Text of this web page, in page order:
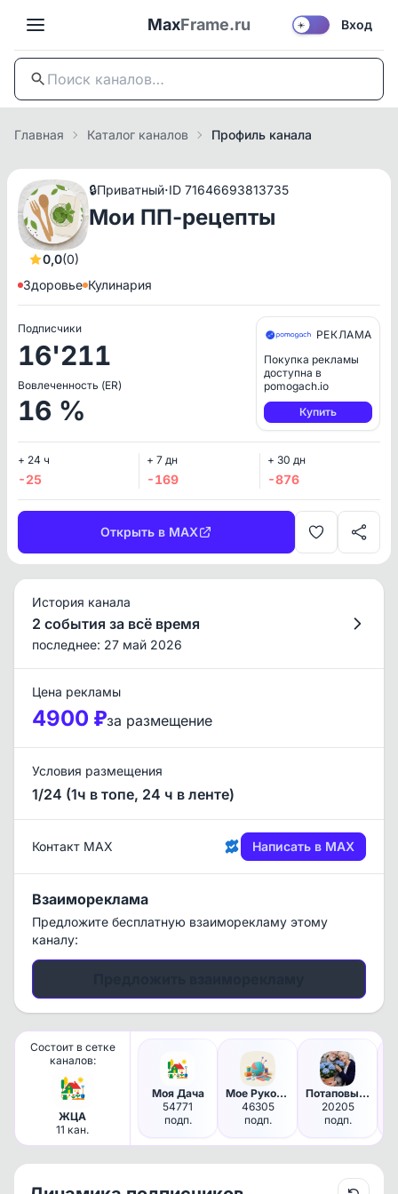
MaxFrame.ru ☀️ Вход
Главная Каталог каналов Профиль канала
0,0(0)
🔒Приватный·ID 71646693813735
Мои ПП-рецепты
Здоровье Кулинария
Подписчики
16'211
Вовлеченность (ER)
16 %
РЕКЛАМА
Покупка рекламы
доступна в
pomogach.io
Купить
+ 24 ч
-25
+ 7 дн
-169
+ 30 дн
-876
Открыть в MAX
История канала
2 события за всё время
последнее: 27 май 2026
Цена рекламы
4900 ₽за размещение
Условия размещения
1/24 (1ч в топе, 24 ч в ленте)
Контакт MAX Написать в MAX
Взаимореклама
Предложите бесплатную взаиморекламу этому
каналу:
Состоит в сетке
каналов:
ЖЦА
11 кан.
Моя Дача
54771
подп.
Мое Рукоделие
46305
подп.
Потаповы про Дачу!
20205
подп.